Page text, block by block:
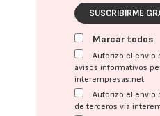
SUSCRIBIRME
Marcar todos
Autorizo el envío
avisos informativos
interempresas.net
Autorizo el envío
de terceros vía